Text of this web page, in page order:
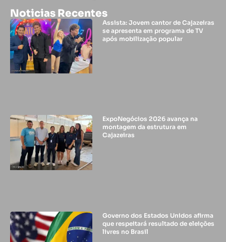
Noticias Recentes
Assista: Jovem cantor de Cajazeiras
se apresenta em programa de TV
após mobilização popular
ExpoNegócios 2026 avança na
montagem da estrutura em
Cajazeiras
Governo dos Estados Unidos afirma
que respeitará resultado de eleições
livres no Brasil